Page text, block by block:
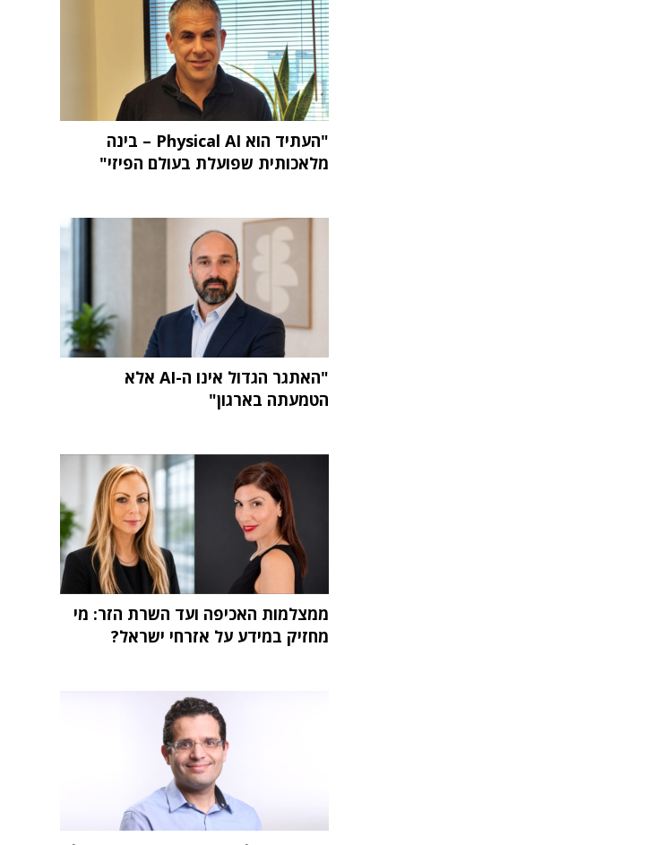
"העתיד הוא Physical AI – בינה
מלאכותית שפועלת בעולם הפיזי"
"האתגר הגדול אינו ה-AI אלא
הטמעתה בארגון"
ממצלמות האכיפה ועד השרת הזר: מי
מחזיק במידע על אזרחי ישראל?